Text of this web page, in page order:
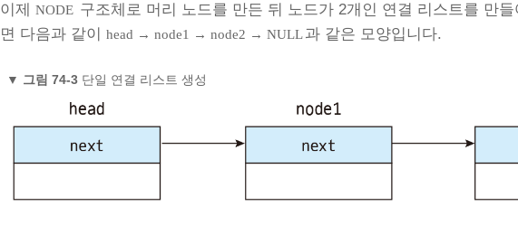
이제NODE 구조체로 머리 노드를 만든 뒤 노드가 2개인 연결 리스트를 만
면 다음과 같이head → node1 → node2 → NULL과 같은 모양입니다.
▼ 그림 74‑3 단일 연결 리스트 생성